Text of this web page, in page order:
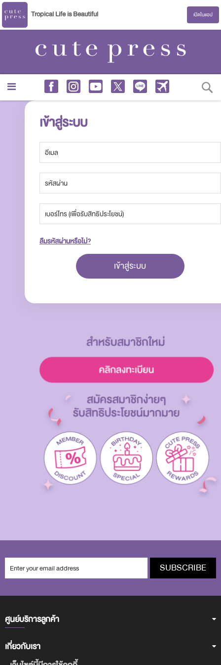
Tropical Life is Beautiful เปิดในแอป
เข้าสู่ระบบ
ลืมรหัสผ่านหรือไม่?
เข้าสู่ระบบ
SUBSCRIBE
ศูนย์บริการลูกค้า
เกี่ยวกับเรา